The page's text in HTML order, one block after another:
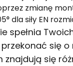
zmianę
dla siły EN
spełnia
przekonać się
znajdują się